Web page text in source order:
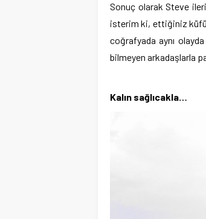
Sonuç olarak Steve
isterim ki, ettiğiniz
coğrafyada aynı
bilmeyen arkadaşlarla
Kalın sağlıcakla…